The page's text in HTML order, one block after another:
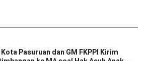
Kota Pasuruan dan GM FKPPI Kirim